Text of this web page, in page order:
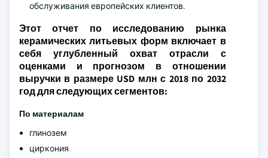
обслуживания европейских клиентов.
Этот отчет по исследованию рынка
керамических литьевых форм включает в
себя углубленный охват отрасли с
оценками и прогнозом в отношении
выручки в размере USD млн с 2018 по 2032
год для следующих сегментов:
По материалам
глинозем
циркония